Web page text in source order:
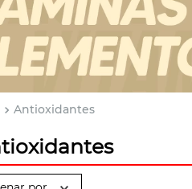
Antioxidantes